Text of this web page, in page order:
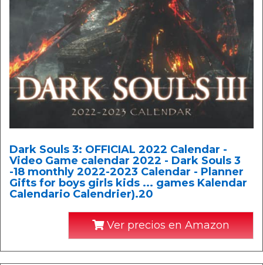
Dark Souls 3: OFFICIAL 2022 Calendar -
Video Game calendar 2022 - Dark Souls 3
-18 monthly 2022-2023 Calendar - Planner
Gifts for boys girls kids ... games Kalendar
Calendario Calendrier).20
Ver precios en Amazon